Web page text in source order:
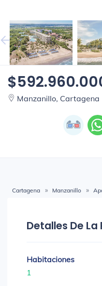
Manzanillo, Cartagena
Cartagena Manzanillo
Detalles De
Habitaciones
1